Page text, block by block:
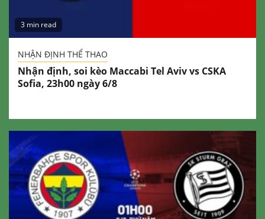
3 min read
NHẬN ĐỊNH THỂ THAO
Nhận định, soi kèo Maccabi Tel Aviv vs CSKA
Sofia, 23h00 ngày 6/8